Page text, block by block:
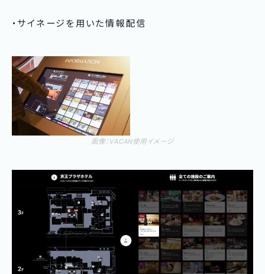
・サイネージを用いた情報配信
画像：VACAN使用イメージ